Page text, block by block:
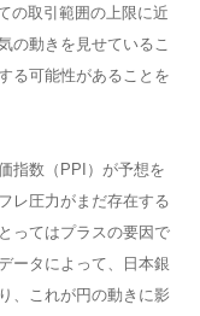
の取引範囲の上限に近
の動きを見せているこ
る可能性があることを
指数（PPI）が予想を
レ圧力がまだ存在する
ってはプラスの要因で
ータによって、日本銀
、これが円の動きに影